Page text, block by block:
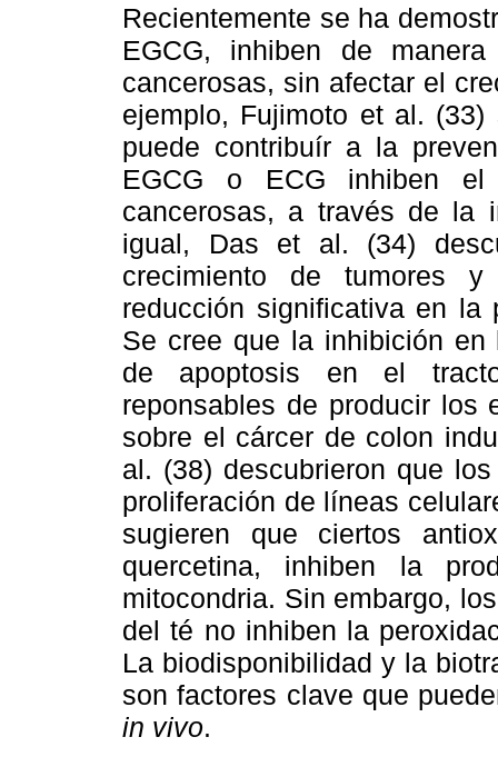
Recientemente se ha
EGCG, inhiben de
cancerosas, sin afectar el
ejemplo, Fujimoto et al.
puede contribuír a la
EGCG o ECG inhiben el
cancerosas, a través de la
igual, Das et al. (34)
crecimiento de tumores
reducción significativa en la
Se cree que la inhibición
de apoptosis en el
reponsables de producir los
sobre el cárcer de colon
al. (38) descubrieron que
proliferación de líneas
sugieren que ciertos
quercetina, inhiben la
mitocondria. Sin embargo,
del té no inhiben la
La biodisponibilidad y la
son factores clave que
in vivo.